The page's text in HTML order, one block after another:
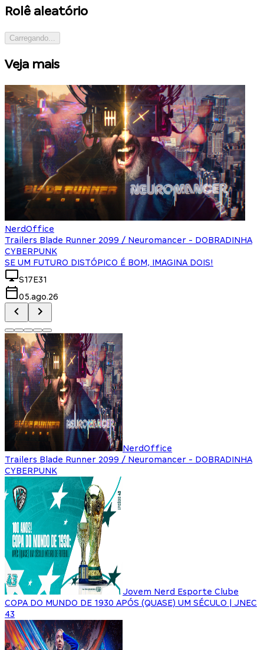
Rolê aleatório
Carregando...
Veja mais
NerdOffice
Trailers Blade Runner 2099 / Neuromancer - DOBRADINHA
CYBERPUNK
SE UM FUTURO DISTÓPICO É BOM, IMAGINA DOIS!
S17E31
05.ago.26
NerdOffice
Trailers Blade Runner 2099 / Neuromancer - DOBRADINHA
CYBERPUNK
Jovem Nerd Esporte Clube
COPA DO MUNDO DE 1930 APÓS (QUASE) UM SÉCULO | JNEC
43